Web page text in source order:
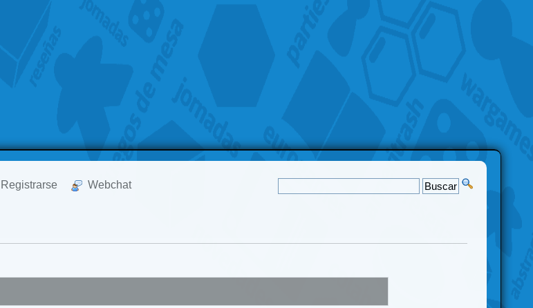
Registrarse Webchat